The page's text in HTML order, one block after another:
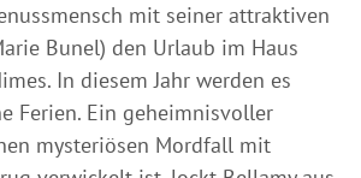
mit seiner attraktiven
Bunel) den Urlaub im Haus
In diesem Jahr werden es
Ferien. Ein geheimnisvoller
mysteriösen Mordfall mit